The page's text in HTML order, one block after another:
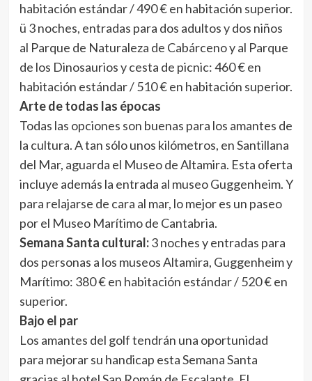
habitación estándar / 490 € en habitación superior.
ü 3 noches, entradas para dos adultos y dos niños
al Parque de Naturaleza de Cabárceno y al Parque
de los Dinosaurios y cesta de picnic: 460 € en
habitación estándar / 510 € en habitación superior.
Arte de todas las épocas
Todas las opciones son buenas para los amantes de
la cultura. A tan sólo unos kilómetros, en Santillana
del Mar, aguarda el Museo de Altamira. Esta oferta
incluye además la entrada al museo Guggenheim. Y
para relajarse de cara al mar, lo mejor es un paseo
por el Museo Marítimo de Cantabria.
Semana Santa cultural:3 noches y entradas para
dos personas a los museos Altamira, Guggenheim y
Marítimo: 380 € en habitación estándar / 520 € en
superior.
Bajo el par
Los amantes del golf tendrán una oportunidad
para mejorar su handicap esta Semana Santa